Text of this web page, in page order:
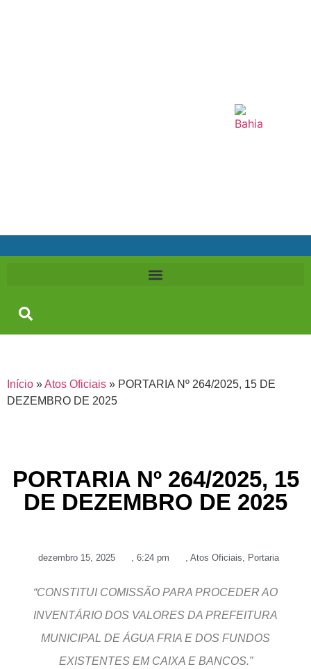
Início »Atos Oficiais » PORTARIA Nº 264/2025, 15 DE
DEZEMBRO DE 2025
PORTARIA Nº 264/2025, 15
DE DEZEMBRO DE 2025
dezembro 15, 2025 , 6:24 pm , Atos Oficiais, Portaria
“CONSTITUI COMISSÃO PARA PROCEDER AO
INVENTÁRIO DOS VALORES DA PREFEITURA
MUNICIPAL DE ÁGUA FRIA E DOS FUNDOS
EXISTENTES EM CAIXA E BANCOS.”